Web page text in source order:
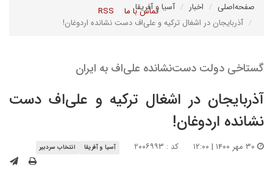
تماس با ما RSS صفحه‌اصلی اخبار
آسیا و آفریقا
آذربایجان در اشغال ترکیه و علی‌اف دست نشانده اردوغان!
گستاخی دولت دست‌نشانده علی‌اف به ایران
آذربایجان در اشغال ترکیه و علی‌اف دست
نشانده اردوغان!
کد : ۲۰۰۶۹۹۳ آسیا و آفریقا انتخاب سردبیر